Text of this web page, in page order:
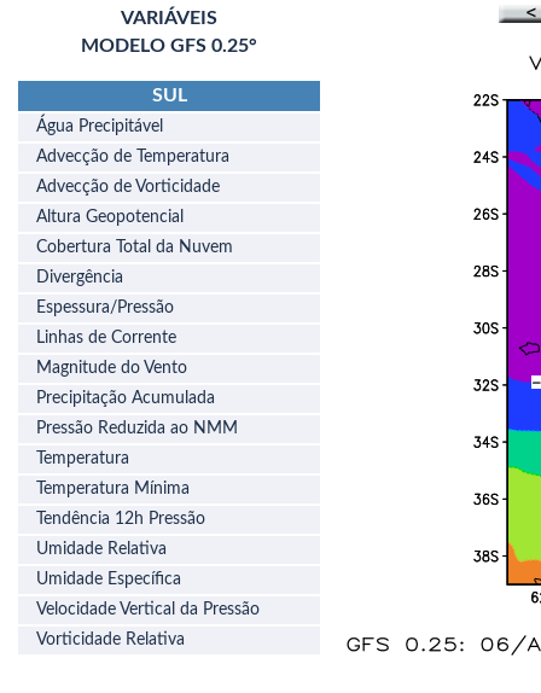
VARIÁVEIS
MODELO GFS 0.25°
SUL
Água Precipitável
Advecção de Temperatura
Advecção de Vorticidade
Altura Geopotencial
Cobertura Total da Nuvem
Divergência
Espessura/Pressão
Linhas de Corrente
Magnitude do Vento
Precipitação Acumulada
Pressão Reduzida ao NMM
Temperatura
Temperatura Mínima
Tendência 12h Pressão
Umidade Relativa
Umidade Específica
Velocidade Vertical da Pressão
Vorticidade Relativa